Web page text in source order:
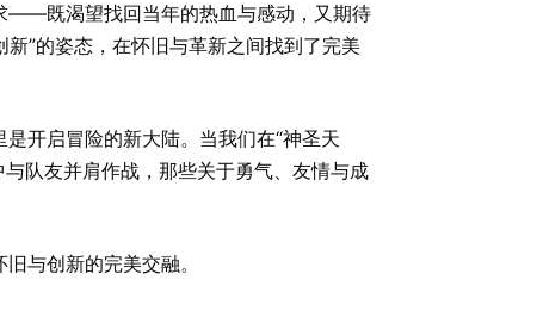
——既渴望找回当年的热血与感动，又期待
”的姿态，在怀旧与革新之间找到了完美
开启冒险的新大陆。当我们在“神圣天
与队友并肩作战，那些关于勇气、友情与成
与创新的完美交融。